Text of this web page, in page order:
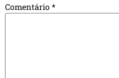
Comentário*